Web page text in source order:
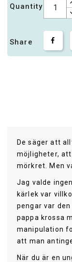
Quantity
Share
De säger att
möjligheter,
mörkret. Men
Jag valde
kärlek var
pengar var
pappa krossa
manipulation
att man
När du är en